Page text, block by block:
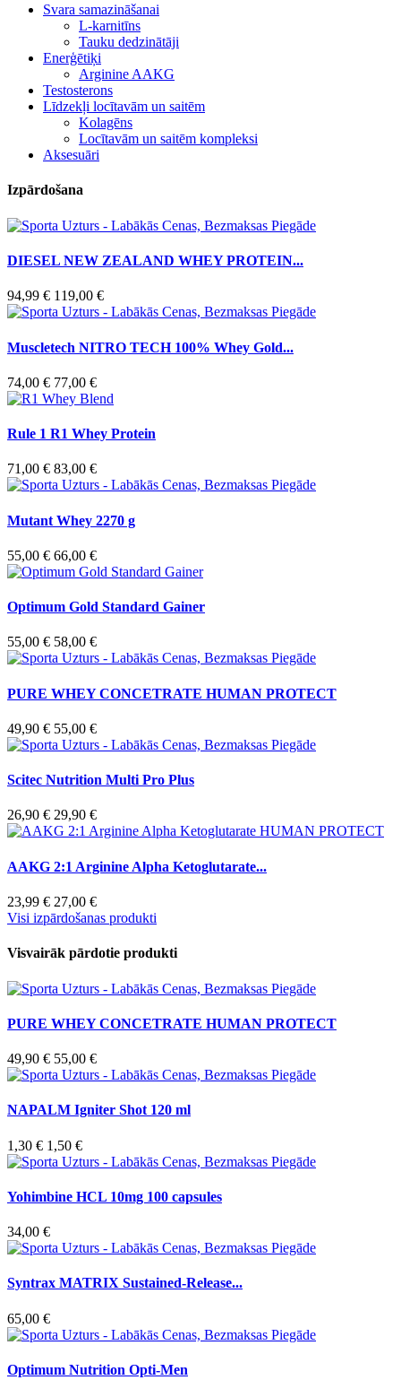
Svara samazināšanai
L-karnitīns
Tauku dedzinātāji
Enerģētiķi
Arginine AAKG
Testosterons
Līdzekļi locītavām un saitēm
Kolagēns
Locītavām un saitēm kompleksi
Aksesuāri
Izpārdošana
DIESEL NEW ZEALAND WHEY PROTEIN...
94,99 € 119,00 €
Muscletech NITRO TECH 100% Whey Gold...
74,00 € 77,00 €
Rule 1 R1 Whey Protein
71,00 € 83,00 €
Mutant Whey 2270 g
55,00 € 66,00 €
Optimum Gold Standard Gainer
55,00 € 58,00 €
PURE WHEY CONCETRATE HUMAN PROTECT
49,90 € 55,00 €
Scitec Nutrition Multi Pro Plus
26,90 € 29,90 €
AAKG 2:1 Arginine Alpha Ketoglutarate...
23,99 € 27,00 €
Visi izpārdošanas produkti
Visvairāk pārdotie produkti
PURE WHEY CONCETRATE HUMAN PROTECT
49,90 € 55,00 €
NAPALM Igniter Shot 120 ml
1,30 € 1,50 €
Yohimbine HCL 10mg 100 capsules
34,00 €
Syntrax MATRIX Sustained-Release...
65,00 €
Optimum Nutrition Opti-Men